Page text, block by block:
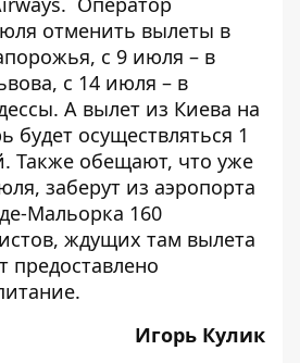
отменить вылеты в
с 9 июля – в
с 14 июля – в
А вылет из Киева на
будет осуществляться 1
Также обещают, что уже
заберут из аэропорта
Мальорка 160
ждущих там вылета
предоставлено
Игорь Кулик